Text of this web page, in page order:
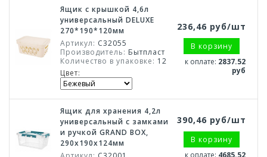
Ящик с крышкой 4,6л
универсальный DELUXE
270*190*120мм
Артикул: С32055
Производитель: Бытпласт
Количество в упаковке: 12
Цвет:
236,46 руб/шт
В корзину
к оплате: 2837.52
руб
Ящик для хранения 4,2л
универсальный с замками
и ручкой GRAND BOX,
290х190х124мм
390,46 руб/шт
В корзину
к оплате: 4685.52